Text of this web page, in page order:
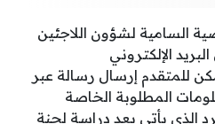
السامية لشؤون اللاجئين
الإلكتروني
للمتقدم إرسال رسالة عبر
المطلوبة الخاصة
الذي يأتي بعد دراسة لجنة